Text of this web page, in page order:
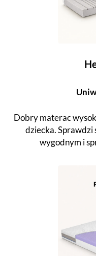
Dobry materac
dziecka. Sprawdzi
wygodnym i